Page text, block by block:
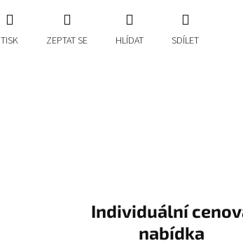
TISK ZEPTAT SE HLÍDAT SDÍLET
Individuální
nabídka